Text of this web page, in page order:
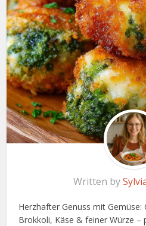
Written by
Herzhafter Genuss mit
Brokkoli, Käse & feiner Würze –